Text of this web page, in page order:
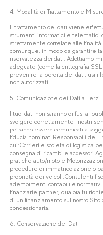
4. Modalità di Trattamento e
Il trattamento dei dati viene
strumenti informatici e telematici
strettamente correlate alle finalità
comunque, in modo da garantire
riservatezza dei dati. Adottiamo
adeguate (come la crittografia
prevenire la perdita dei dati, usi
non autorizzati.
5. Comunicazione dei Dati a Terzi
I tuoi dati non saranno diffusi al
svolgere correttamente i nostri
potranno essere comunicati a
fiducia nominati Responsabili del
cui:Corrieri e società di logistica
consegna di ricambi e
pratiche auto/moto e
procedure di immatricolazione o
proprietà dei veicoli.Consulenti
adempimenti contabili e
finanziarie partner, qualora tu
di un finanziamento sul nostro Sito
concessionaria.
6. Conservazione dei Dati